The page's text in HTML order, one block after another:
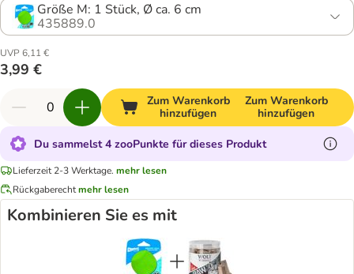
Größe M: 1 Stück, Ø ca. 6 cm
435889.0
UVP 6,11 €
3,99 €
Zum Warenkorb
hinzufügen
Zum Warenkorb
hinzufügen
Du sammelst 4 zooPunkte für dieses Produkt
Lieferzeit 2-3 Werktage. mehr lesen
Rückgaberechtmehr lesen
Kombinieren Sie es mit